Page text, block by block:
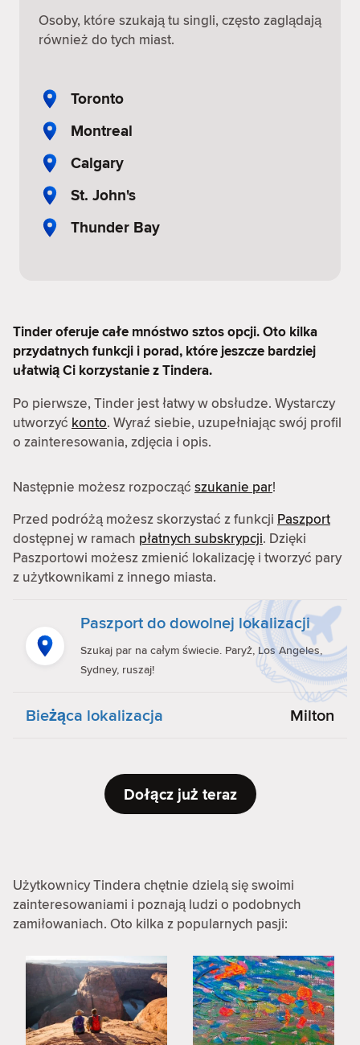
Osoby, które szukają tu singli, często zaglądają
również do tych miast.
Toronto
Montreal
Calgary
St. John's
Thunder Bay
Tinder oferuje całe mnóstwo sztos opcji. Oto kilka
przydatnych funkcji i porad, które jeszcze bardziej
ułatwią Ci korzystanie z Tindera.
Po pierwsze, Tinder jest łatwy w obsłudze. Wystarczy
utworzyć konto. Wyraź siebie, uzupełniając swój profil
o zainteresowania, zdjęcia i opis.
Następnie możesz rozpocząć szukanie par!
Przed podróżą możesz skorzystać z funkcji Paszport
dostępnej w ramach płatnych subskrypcji. Dzięki
Paszportowi możesz zmienić lokalizację i tworzyć pary
z użytkownikami z innego miasta.
Paszport do dowolnej lokalizacji
Szukaj par na całym świecie. Paryż, Los Angeles,
Sydney, ruszaj!
Bieżąca lokalizacja Milton
Dołącz już teraz
Użytkownicy Tindera chętnie dzielą się swoimi
zainteresowaniami i poznają ludzi o podobnych
zamiłowaniach. Oto kilka z popularnych pasji: